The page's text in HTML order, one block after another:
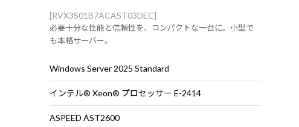
[RVX3S01B7ACAST03DEC]
必要十分な性能と信頼性を、コンパクトな一台に。小型で
も本格サーバー。
Windows Server 2025 Standard
インテル® Xeon® プロセッサー E-2414
ASPEED AST2600